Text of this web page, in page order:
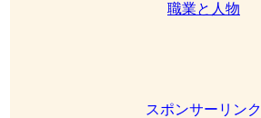
職業と人物
スポンサーリンク